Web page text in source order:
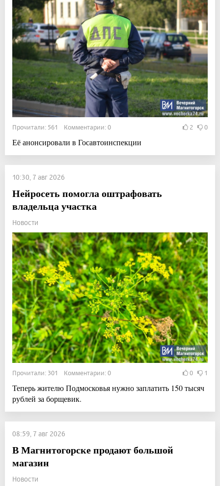
Прочитали: 561 Комментарии: 0 2 0
Её анонсировали в Госавтоинспекции
10:30, 7 авг 2026
Нейросеть помогла оштрафовать
владельца участка
Новости
Прочитали: 301 Комментарии: 0 0 1
Теперь жителю Подмосковья нужно заплатить 150 тысяч
рублей за борщевик.
08:59, 7 авг 2026
В Магнитогорске продают большой
магазин
Новости